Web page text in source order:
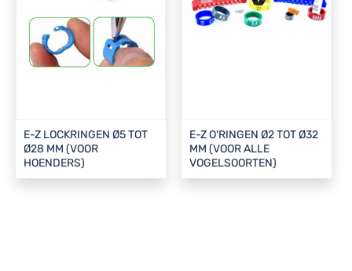
E-Z LOCKRINGEN Ø5 TOT
Ø28 MM (VOOR
HOENDERS)
E-Z O'RINGEN Ø2 TOT Ø32
MM (VOOR ALLE
VOGELSOORTEN)